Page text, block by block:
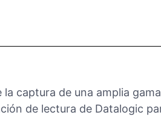
captura de una amplia
de lectura de Datalogic